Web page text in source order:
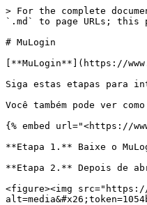
> For the complete
`.md` to page URLs;
# MuLogin
[**MuLogin**](https://
Siga estas etapas para
Você também pode ver
{% embed url="<https://
**Etapa 1.** Baixe o
**Etapa 2.** Depois de
<figure><img src="https://